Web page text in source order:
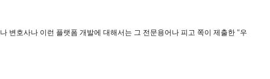
변호사나 이런 플랫폼 개발에 대해서는 그 전문용어나 피고 쪽이 제출한 "우